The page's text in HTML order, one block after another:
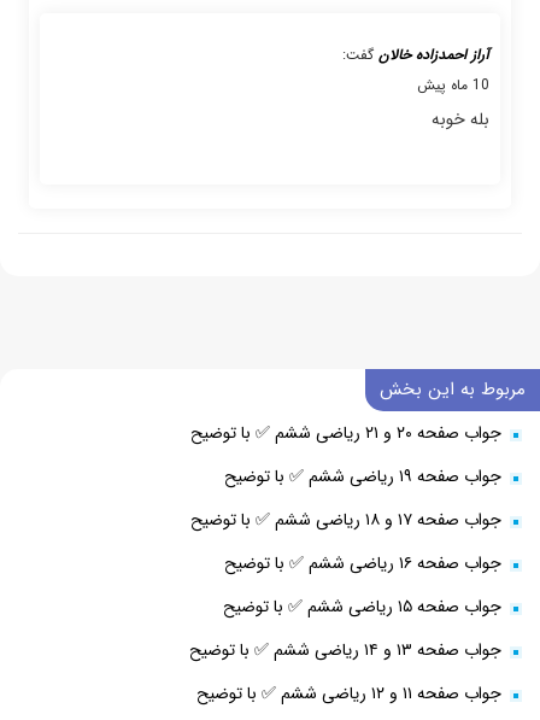
آراز احمدزاده خالان گفت:
10 ماه پیش
بله خوبه
مربوط به این بخش
جواب صفحه ۲۰ و ۲۱ ریاضی ششم ✅ با توضیح
جواب صفحه ۱۹ ریاضی ششم ✅ با توضیح
جواب صفحه ۱۷ و ۱۸ ریاضی ششم ✅ با توضیح
جواب صفحه ۱۶ ریاضی ششم ✅ با توضیح
جواب صفحه ۱۵ ریاضی ششم ✅ با توضیح
جواب صفحه ۱۳ و ۱۴ ریاضی ششم ✅ با توضیح
جواب صفحه ۱۱ و ۱۲ ریاضی ششم ✅ با توضیح